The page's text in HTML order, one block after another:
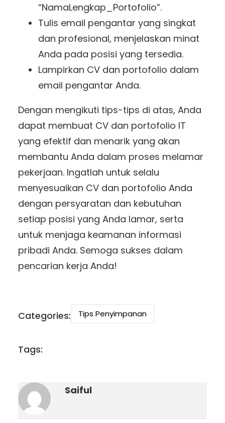
“NamaLengkap_Portofolio”.
Tulis email pengantar yang singkat
dan profesional, menjelaskan minat
Anda pada posisi yang tersedia.
Lampirkan CV dan portofolio dalam
email pengantar Anda.
Dengan mengikuti tips-tips di atas, Anda
dapat membuat CV dan portofolio IT
yang efektif dan menarik yang akan
membantu Anda dalam proses melamar
pekerjaan. Ingatlah untuk selalu
menyesuaikan CV dan portofolio Anda
dengan persyaratan dan kebutuhan
setiap posisi yang Anda lamar, serta
untuk menjaga keamanan informasi
pribadi Anda. Semoga sukses dalam
pencarian kerja Anda!
Categories: Tips Penyimpanan
Tags:
Saiful